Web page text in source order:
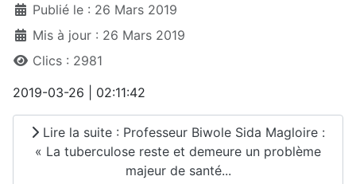
Publié le : 26 Mars 2019
Mis à jour : 26 Mars 2019
Clics : 2981
2019-03-26 | 02:11:42
Lire la suite : Professeur Biwole Sida Magloire :
« La tuberculose reste et demeure un problème
majeur de santé...